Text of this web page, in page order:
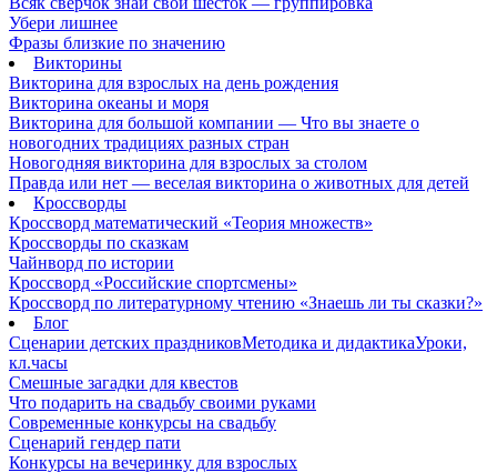
Убери лишнее
Фразы близкие по значению
Викторины
Викторина для взрослых на день рождения
Викторина океаны и моря
Викторина для большой компании — Что вы знаете о
новогодних традициях разных стран
Новогодняя викторина для взрослых за столом
Правда или нет — веселая викторина о животных для детей
Кроссворды
Кроссворд математический «Теория множеств»
Кроссворды по сказкам
Чайнворд по истории
Кроссворд «Российские спортсмены»
Кроссворд по литературному чтению «Знаешь ли ты сказки?»
Блог
Сценарии детских праздниковМетодика и дидактикаУроки,
кл.часы
Смешные загадки для квестов
Что подарить на свадьбу своими руками
Современные конкурсы на свадьбу
Сценарий гендер пати
Конкурсы на вечеринку для взрослых